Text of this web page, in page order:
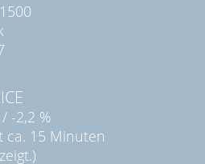
/ -2,2 %
ca. 15 Minuten